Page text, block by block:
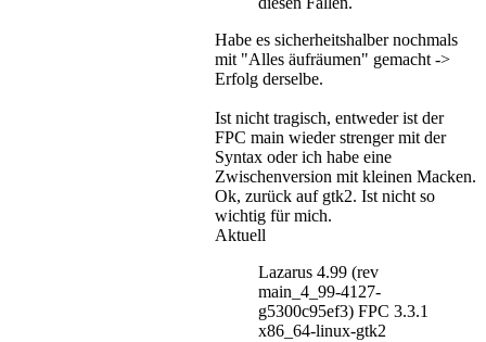
Habe es sicherheitshalber nochmals
mit "Alles äufräumen" gemacht ->
Erfolg derselbe.
Ist nicht tragisch, entweder ist der
FPC main wieder strenger mit der
Syntax oder ich habe eine
Zwischenversion mit kleinen Macken.
Ok, zurück auf gtk2. Ist nicht so
wichtig für mich.
Aktuell
Lazarus 4.99 (rev
main_4_99-4127-
g5300c95ef3) FPC 3.3.1
x86_64-linux-gtk2